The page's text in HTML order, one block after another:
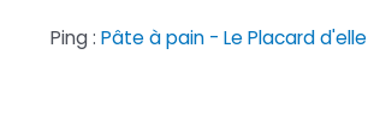
Ping : Pâte à pain - Le Placard d'elle